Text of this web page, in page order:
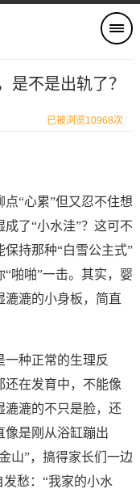
是不是出轨了？
已被浏览10968次
“心累”但又忍不住想
了“小水洼”？这可不
持那种“白雪公主式”
啪啪”一击。其实，婴
漉漉的小身板，简直
一种正常的生理反
还在发育中，不能像
漉漉的不只是脸，还
像是刚从浴缸蹦出
山”，搞得家长们一边
愁：“我家的小水